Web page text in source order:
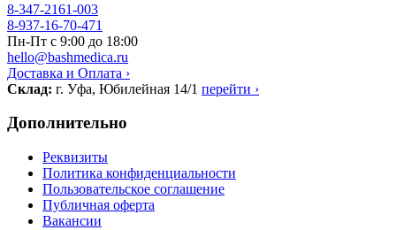
8-347-2161-003
8-937-16-70-471
Пн-Пт с 9:00 до 18:00
hello@bashmedica.ru
Доставка и Оплата ›
Склад: г. Уфа, Юбилейная 14/1 перейти ›
Дополнительно
Реквизиты
Политика конфиденциальности
Пользовательское соглашение
Публичная оферта
Вакансии